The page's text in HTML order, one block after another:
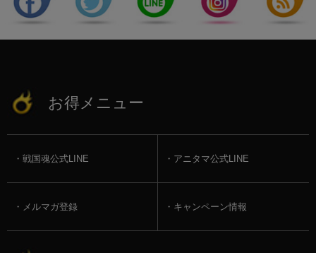
お得メニュー
戦国魂公式LINE アニタマ公式LINE
メルマガ登録 キャンペーン情報